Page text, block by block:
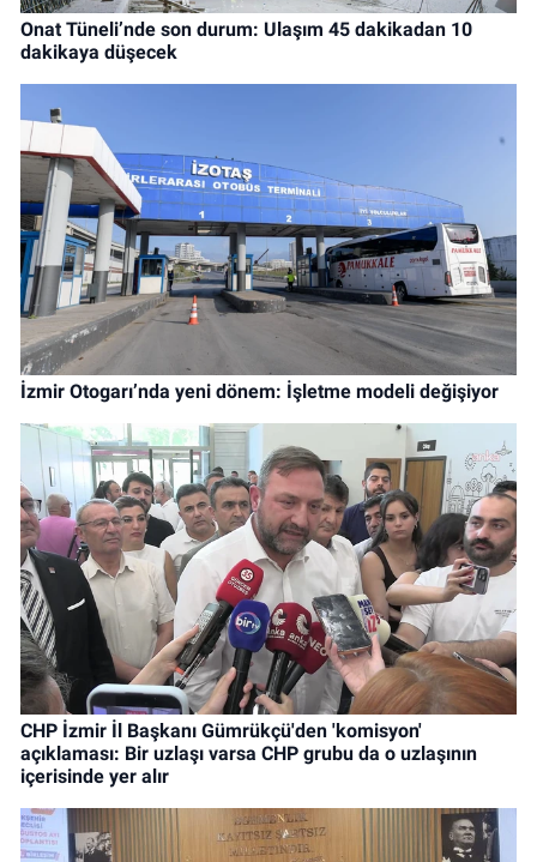
Onat Tüneli’nde son durum: Ulaşım 45 dakikadan 10
dakikaya düşecek
İzmir Otogarı’nda yeni dönem: İşletme modeli değişiyor
CHP İzmir İl Başkanı Gümrükçü'den 'komisyon'
açıklaması: Bir uzlaşı varsa CHP grubu da o uzlaşının
içerisinde yer alır